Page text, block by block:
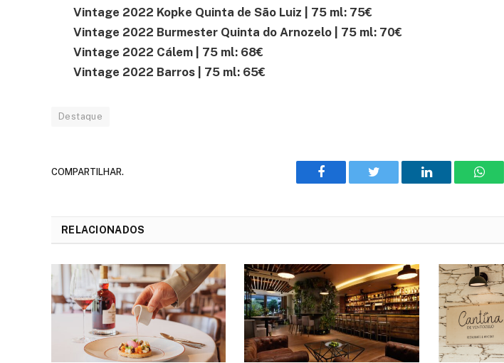
Vintage 2022 Kopke Quinta de São Luiz | 75 ml: 75€
Vintage 2022 Burmester Quinta do Arnozelo | 75 ml: 70€
Vintage 2022 Cálem | 75 ml: 68€
Vintage 2022 Barros | 75 ml: 65€
Destaque
COMPARTILHAR. Facebook Twitter
O
RELACIONADOS